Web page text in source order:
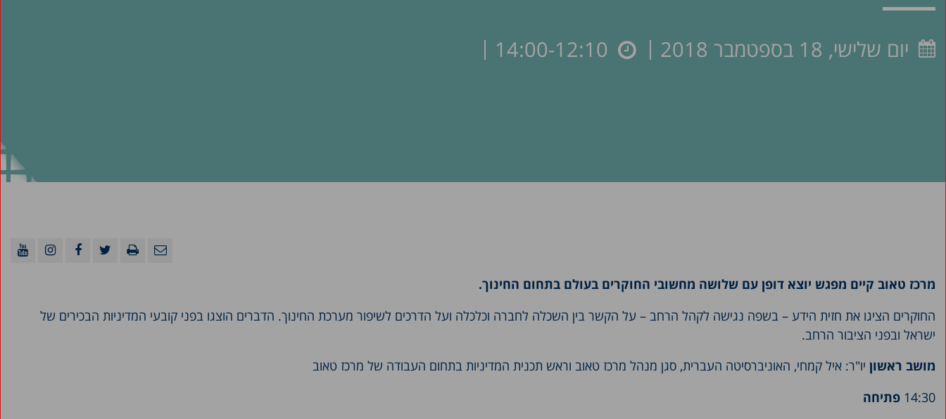
יום שלישי, 18 בספטמבר 2018
מרכז טאוב קיים מפגש יוצא דופן עם שלושה מחשובי החוקרים בעולם בתחום החינוך.
החוקרים הציגו את חזית הידע – בשפה נגישה לקהל הרחב – על הקשר בין השכלה לחברה וכלכלה ועל הדרכים לשיפור מערכת החינוך. הדברים הוצגו בפני קובעי המדיניות הבכירים של
ישראל ובפני הציבור הרחב.
מושב ראשון יו"ר: איל קמחי, האוניברסיטה העברית, סגן מנהל מרכז טאוב וראש תכנית המדיניות בתחום העבודה של מרכז טאוב
14:30 פתיחה